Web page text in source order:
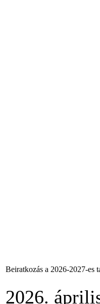
Beiratkozás a 2026-2027-es
2026.